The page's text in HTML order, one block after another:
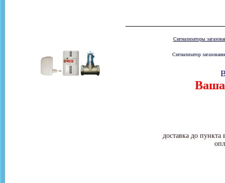
Сигнализаторы
Сигнализатор
Ваша
доставка до